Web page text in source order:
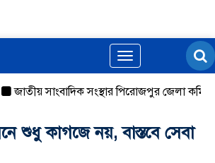
Toggle
navigation
জাতীয় সাংবাদিক সংস্থার পিরোজপুর জেলা কমিটি
শুধু কাগজে নয়, বাস্তবে সেবা